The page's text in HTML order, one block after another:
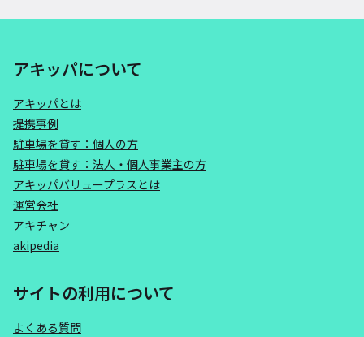
アキッパについて
アキッパとは
提携事例
駐車場を貸す：個人の方
駐車場を貸す：法人・個人事業主の方
アキッパバリュープラスとは
運営会社
アキチャン
akipedia
サイトの利用について
よくある質問